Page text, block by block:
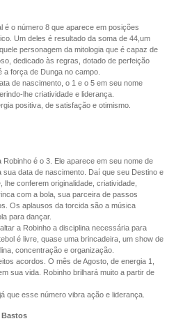
é o número 8 que aparece em posições
Um deles é resultado da soma de 44,um
personagem da mitologia que é capaz de
dedicado às regras, dotado de perfeição
a força de Dunga no campo.
de nascimento, o 1 e o 5 em seu nome
lhe criatividade e liderança.
positiva, de satisfação e otimismo.
é o 3. Ele aparece em seu nome de
data de nascimento. Daí que seu Destino e
lhe conferem originalidade, criatividade,
com a bola, sua parceira de passos
Os aplausos da torcida são a música
para dançar.
a Robinho a disciplina necessária para
é livre, quase uma brincadeira, um show de
concentração e organização.
acordos. O mês de Agosto, de energia 1,
sua vida. Robinho brilhará muito a partir de
que esse número vibra ação e liderança.
Bastos